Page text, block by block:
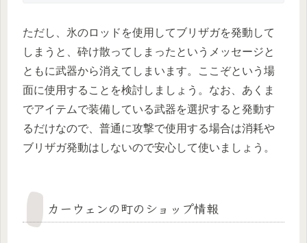
ただし、氷のロッドを使用してブリザガを発動して
しまうと、砕け散ってしまったというメッセージと
ともに武器から消えてしまいます。ここぞという場
面に使用することを検討しましょう。なお、あくま
でアイテムで装備している武器を選択すると発動す
るだけなので、普通に攻撃で使用する場合は消耗や
ブリザガ発動はしないので安心して使いましょう。
カーウェンの町のショップ情報